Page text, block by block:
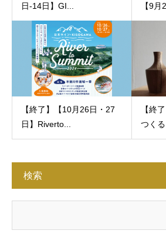
日-14日】GI...
【9月
【終了】【10月26日・27
日】Riverto...
【終
つく
検索